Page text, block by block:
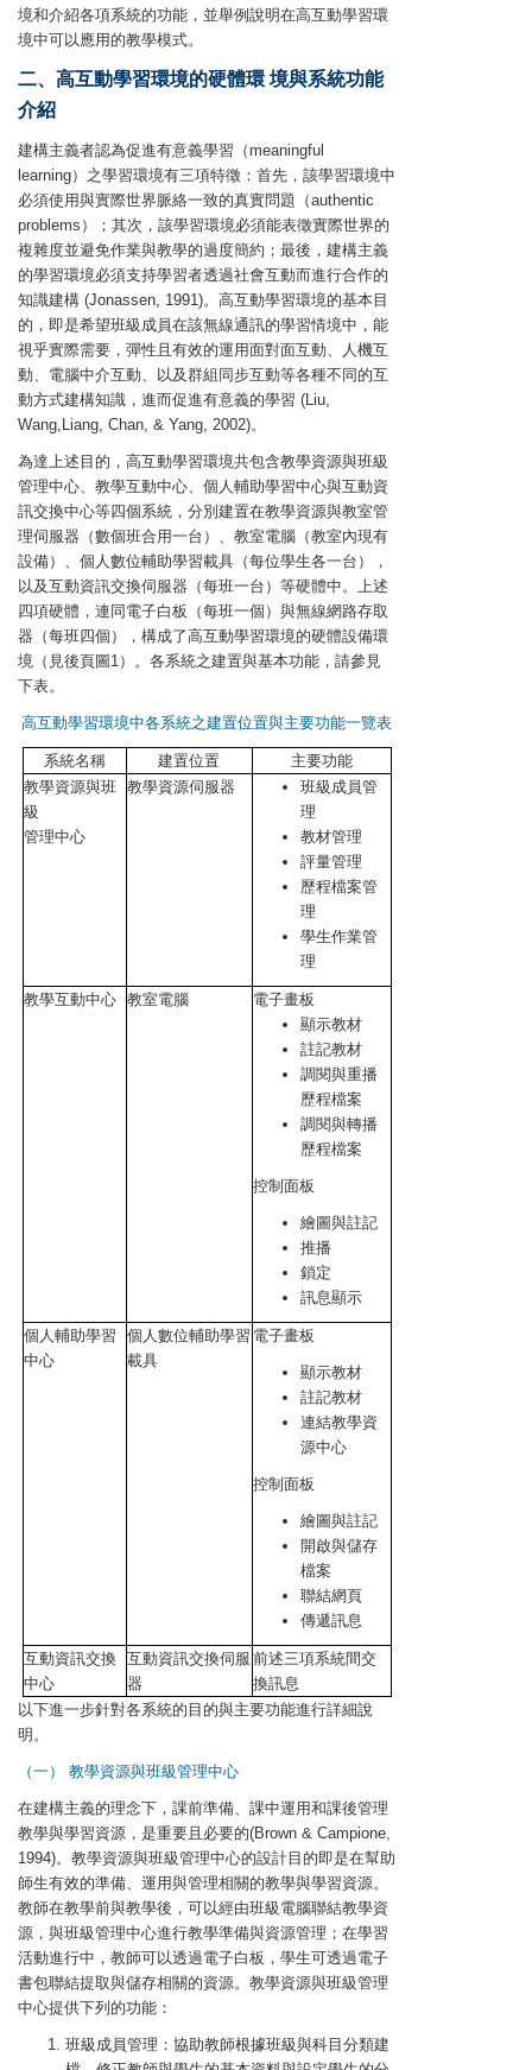
境和介紹各項系統的功能，並舉例說明在高互動學習環
境中可以應用的教學模式。
二、高互動學習環境的硬體環 境與系統功能
介紹
建構主義者認為促進有意義學習（meaningful
learning）之學習環境有三項特徵：首先，該學習環境中
必須使用與實際世界脈絡一致的真實問題（authentic
problems）；其次，該學習環境必須能表徵實際世界的
複雜度並避免作業與教學的過度簡約；最後，建構主義
的學習環境必須支持學習者透過社會互動而進行合作的
知識建構 (Jonassen, 1991)。高互動學習環境的基本目
的，即是希望班級成員在該無線通訊的學習情境中，能
視乎實際需要，彈性且有效的運用面對面互動、人機互
動、電腦中介互動、以及群組同步互動等各種不同的互
動方式建構知識，進而促進有意義的學習 (Liu,
Wang,Liang, Chan, & Yang, 2002)。
為達上述目的，高互動學習環境共包含教學資源與班級
管理中心、教學互動中心、個人輔助學習中心與互動資
訊交換中心等四個系統，分別建置在教學資源與教室管
理伺服器（數個班合用一台）、教室電腦（教室內現有
設備）、個人數位輔助學習載具（每位學生各一台），
以及互動資訊交換伺服器（每班一台）等硬體中。上述
四項硬體，連同電子白板（每班一個）與無線網路存取
器（每班四個），構成了高互動學習環境的硬體設備環
境（見後頁圖1）。各系統之建置與基本功能，請參見
下表。
高互動學習環境中各系統之建置位置與主要功能一覽表
系統名稱 建置位置
主要功能
教學資源與班
級
管理中心
教學資源伺服器
班級成員管
理
教材管理
評量管理
歷程檔案管
理
學生作業管
理
教學互動中心 教室電腦
電子畫板
顯示教材
註記教材
調閱與重播
歷程檔案
調閱與轉播
歷程檔案
控制面板
繪圖與註記
推播
鎖定
訊息顯示
個人輔助學習
中心
個人數位輔助學習
載具
電子畫板
顯示教材
註記教材
連結教學資
源中心
控制面板
繪圖與註記
開啟與儲存
檔案
聯結網頁
傳遞訊息
互動資訊交換
中心
互動資訊交換伺服
器
前述三項系統間交
換訊息
以下進一步針對各系統的目的與主要功能進行詳細說
明。
（一） 教學資源與班級管理中心
在建構主義的理念下，課前準備、課中運用和課後管理
教學與學習資源，是重要且必要的(Brown & Campione,
1994)。教學資源與班級管理中心的設計目的即是在幫助
師生有效的準備、運用與管理相關的教學與學習資源。
教師在教學前與教學後，可以經由班級電腦聯結教學資
源，與班級管理中心進行教學準備與資源管理；在學習
活動進行中，教師可以透過電子白板，學生可透過電子
書包聯結提取與儲存相關的資源。教學資源與班級管理
中心提供下列的功能：
班級成員管理：協助教師根據班級與科目分類建